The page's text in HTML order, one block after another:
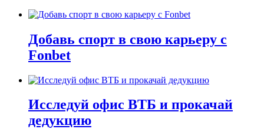
Добавь спорт в свою карьеру с
Fonbet
Исследуй офис ВТБ и прокачай
дедукцию